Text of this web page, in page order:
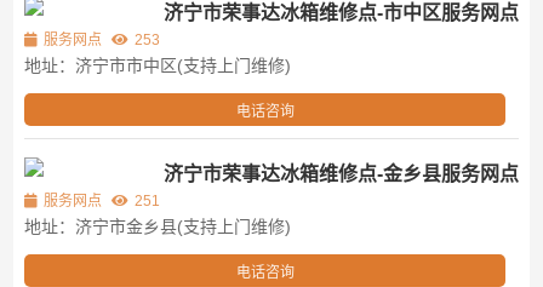
济宁市荣事达冰箱维修点-市中区服务网点
服务网点 253
地址：济宁市市中区(支持上门维修)
电话咨询
济宁市荣事达冰箱维修点-金乡县服务网点
服务网点 251
地址：济宁市金乡县(支持上门维修)
电话咨询